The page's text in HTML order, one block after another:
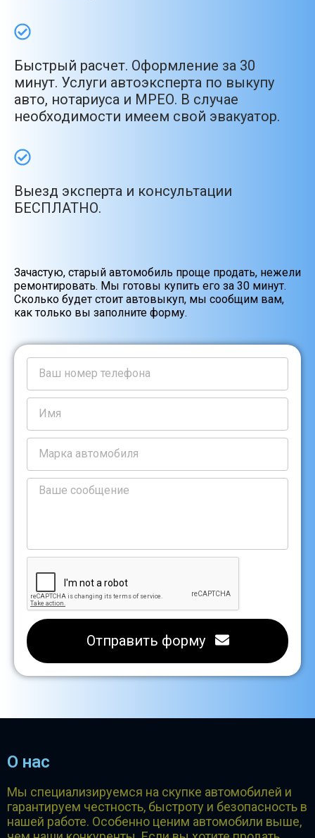
Быстрый расчет. Оформление за 30
минут. Услуги автоэксперта по выкупу
авто, нотариуса и МРЕО. В случае
необходимости имеем свой эвакуатор.
Выезд эксперта и консультации
БЕСПЛАТНО.
Зачастую, старый автомобиль проще продать, нежели
ремонтировать. Мы готовы купить его за 30 минут.
Сколько будет стоит автовыкуп, мы сообщим вам,
как только вы заполните форму.
Отправить форму
О нас
Мы специализируемся на скупке автомобилей и
гарантируем честность, быстроту и безопасность в
нашей работе. Особенно ценим автомобили выше,